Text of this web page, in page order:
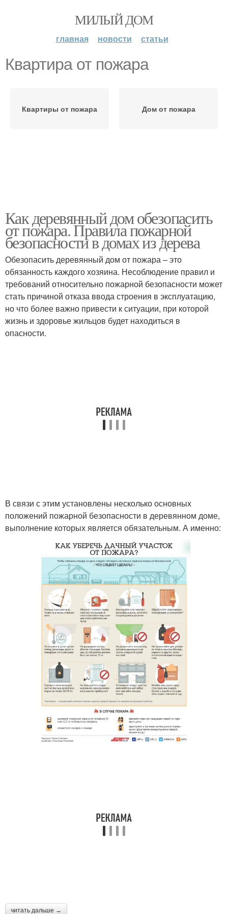
МИЛЫЙ ДОМ
главная новости статьи
Квартира от пожара
Квартиры от пожара Дом от пожара
Как деревянный дом обезопасить
от пожара. Правила пожарной
безопасности в домах из дерева
Обезопасить деревянный дом от пожара – это
обязанность каждого хозяина. Несоблюдение правил и
требований относительно пожарной безопасности может
стать причиной отказа ввода строения в эксплуатацию,
но что более важно привести к ситуации, при которой
жизнь и здоровье жильцов будет находиться в
опасности.
В связи с этим установлены несколько основных
положений пожарной безопасности в деревянном доме,
выполнение которых является обязательным. А именно:
читать дальше →